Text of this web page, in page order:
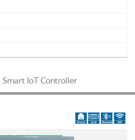
Smart IoT Controller